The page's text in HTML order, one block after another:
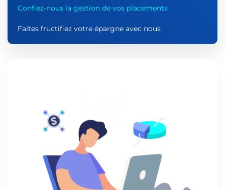
Confiez-nous la gestion de vos placements
Faites fructifiez votre épargne avec nous